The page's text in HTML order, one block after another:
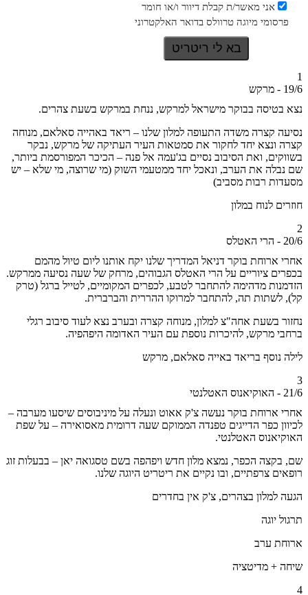
אני מאשר/ת קבלת דיוור ו/או חומר
מיוגה טרוולס בדואר האלקטרוני
בטיסה בבוקר מישראל למרקש, ננחת במרקש בשעת צהרים.
קצרה משדה התעופה למלון שלנו – ריאד באהייה סאלאם, מנוחה
ונצא יחד לחקור את סמטאות העיר העתיקה של מרקש, נבקר
ואת הסיבוב נסיים בג'עמה אל פנה – הכיכר המפורסמת ביותר,
את הערב, ונאכל יחד ממטעמי השוק (מי שרוצה, מי שלא – יש
רבות מסביב)
לנוח במלון
ארוחת בוקר דניאל המדריך שלנו יקח אותנו ליום טיול מהמם
ציוריים על הרי האטלס הגבוהים, מרחק של שעה נסיעה ממרקש.
מדהימה להתחבר לטבע, לכפרים המקומיים, לטייל ברגל (טרק
לשתות תה, להתחבר למרוקו ההררית והברברית.
בשעת אחה"צ למלון, מנוחה קצרה ובערב נצא לעוד סיבוב רגלי
מרקש, להיכרות נוספת עם העיר האדומה היפהפיה.
נוסף בריאד באייה סאלאם, מרקש
ארוחת בוקר נעשה צ'ק אאוט ונעלה על מיניבוסים שיסעו מערבה –
כפר הדייגים טפנדה הממוקם שעה דרומית מאסואירה – על שפת
האטלנטי.
הכפר, נמצא מלון חדש ויפהפה בשם טסגואה יאן – בבעלות זוג
צרפתיים, ובו נקיים את ריטריט היוגה שלנו.
למלון בצהרים, צ'ק אין בחדרים
יוגה
ערב
+ מדיטציה